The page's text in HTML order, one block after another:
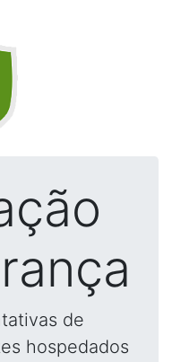
de
hospedados